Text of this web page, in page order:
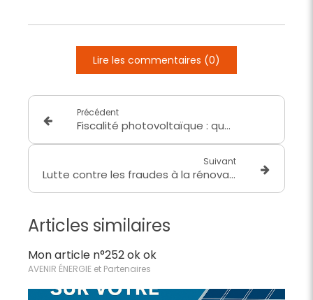
Lire les commentaires (0)
Précédent
Fiscalité photovoltaïque : quels impôts et taxes sur le solaire ?
Suivant
Lutte contre les fraudes à la rénovation énergétique, les réflexes à adopter :
Articles similaires
Mon article n°252 ok ok
AVENIR ÉNERGIE et Partenaires